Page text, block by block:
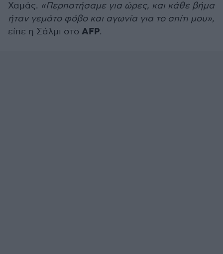
Χαμάς. «Περπατήσαμε για ώρες, και κάθε βήμα
ήταν γεμάτο φόβο και αγωνία για το σπίτι μου»,
είπε η Σάλμι στο AFP.